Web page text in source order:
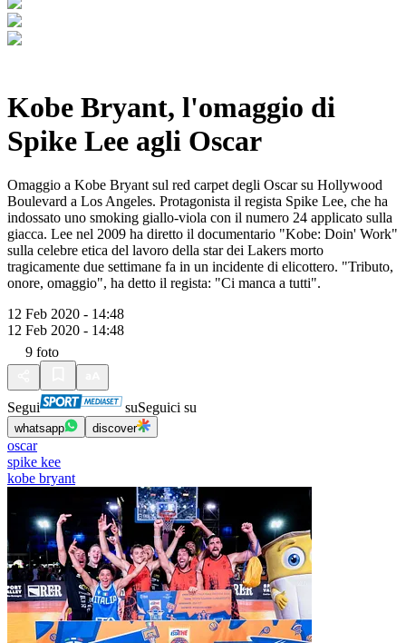
Kobe Bryant, l'omaggio di
Spike Lee agli Oscar
Omaggio a Kobe Bryant sul red carpet degli Oscar su Hollywood
Boulevard a Los Angeles. Protagonista il regista Spike Lee, che ha
indossato uno smoking giallo-viola con il numero 24 applicato sulla
giacca. Lee nel 2009 ha diretto il documentario "Kobe: Doin' Work"
sulla celebre etica del lavoro della star dei Lakers morto
tragicamente due settimane fa in un incidente di elicottero. "Tributo,
onore, omaggio", ha detto il regista: "Ci manca a tutti".
12 Feb 2020 - 14:48
12 Feb 2020 - 14:48
9 foto
Segui suSeguici su
whatsapp discover
oscar
spike kee
kobe bryant